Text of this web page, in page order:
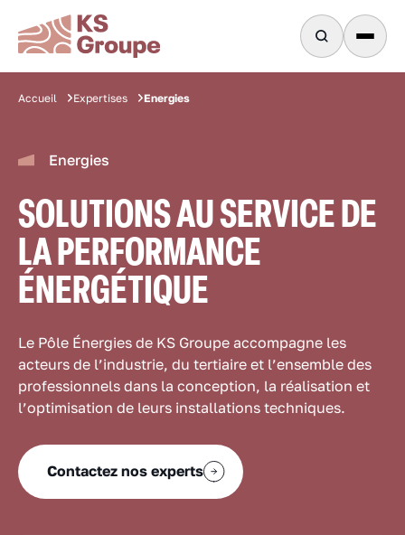
Accueil Expertises Energies
Energies
SOLUTIONS AU SERVICE DE
LA PERFORMANCE
ÉNERGÉTIQUE
Le Pôle Énergies de KS Groupe accompagne les
acteurs de l’industrie, du tertiaire et l’ensemble des
professionnels dans la conception, la réalisation et
l’optimisation de leurs installations techniques.
Contactez nos experts